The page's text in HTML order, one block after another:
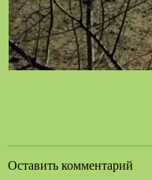
Оставить комментарий